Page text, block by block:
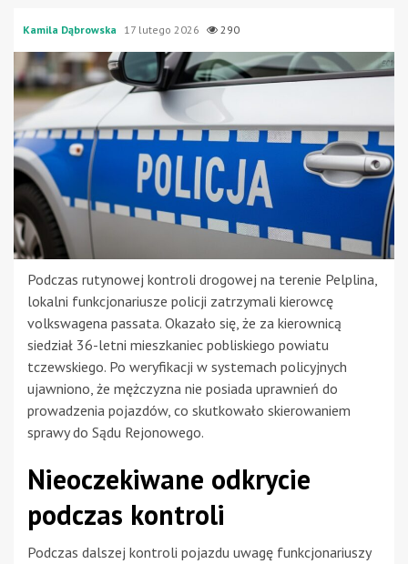
Kamila Dąbrowska 17 lutego 2026 290
Podczas rutynowej kontroli drogowej na terenie Pelplina,
lokalni funkcjonariusze policji zatrzymali kierowcę
volkswagena passata. Okazało się, że za kierownicą
siedział 36-letni mieszkaniec pobliskiego powiatu
tczewskiego. Po weryfikacji w systemach policyjnych
ujawniono, że mężczyzna nie posiada uprawnień do
prowadzenia pojazdów, co skutkowało skierowaniem
sprawy do Sądu Rejonowego.
Nieoczekiwane odkrycie
podczas kontroli
Podczas dalszej kontroli pojazdu uwagę funkcjonariuszy